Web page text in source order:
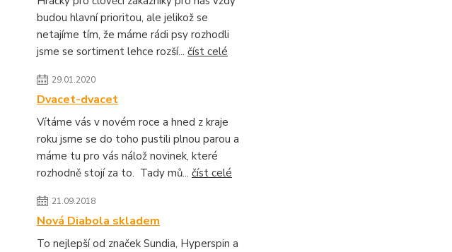
budou hlavní prioritou, ale jelikož se
netajíme tím, že máme rádi psy rozhodli
jsme se sortiment lehce rozší... číst celé
29.01.2020
Dvacet-dvacet
Vítáme vás v novém roce a hned z kraje
roku jsme se do toho pustili plnou parou a
máme tu pro vás nálož novinek, které
rozhodně stojí za to. Tady mů... číst celé
21.09.2018
Nová Diabola skladem
To nejlepší od značek Sundia, Hyperspin a